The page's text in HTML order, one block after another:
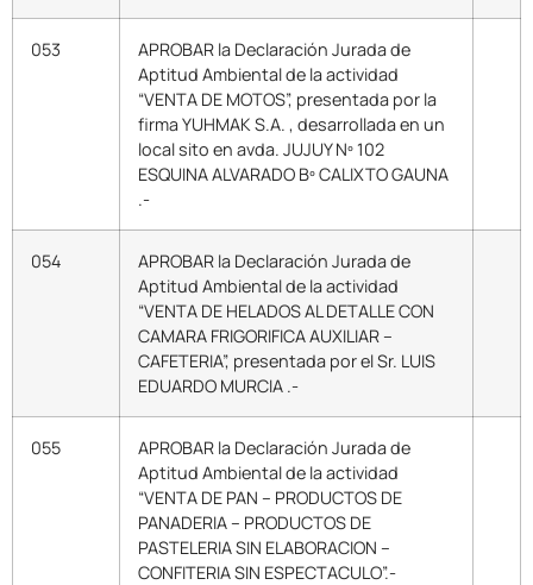
053
APROBAR la Declaración Jurada de
Aptitud Ambiental de la actividad
“VENTA DE MOTOS”, presentada por la
firma YUHMAK S.A. , desarrollada en un
local sito en avda. JUJUY Nº 102
ESQUINA ALVARADO Bº CALIXTO GAUNA
.-
054
APROBAR la Declaración Jurada de
Aptitud Ambiental de la actividad
“VENTA DE HELADOS AL DETALLE CON
CAMARA FRIGORIFICA AUXILIAR –
CAFETERIA”, presentada por el Sr. LUIS
EDUARDO MURCIA .-
055
APROBAR la Declaración Jurada de
Aptitud Ambiental de la actividad
“VENTA DE PAN – PRODUCTOS DE
PANADERIA – PRODUCTOS DE
PASTELERIA SIN ELABORACION –
CONFITERIA SIN ESPECTACULO”.-